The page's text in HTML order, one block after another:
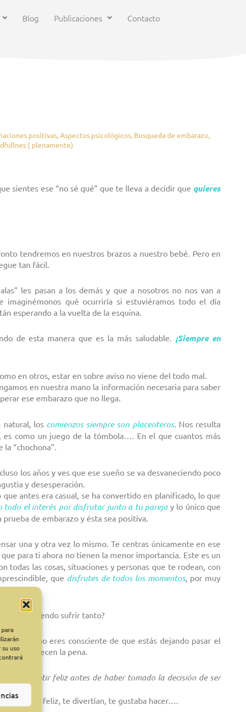
uso
Blog Publicaciones Contacto
positivas,Aspectos psicológicos, Busqueda de embarazo,
( plenamente)
sientes ese “no sé qué” que te lleva a decidir que quieres
tendremos en nuestros brazos a nuestro bebé. Pero en
tan fácil.
les pasan a los demás y que a nosotros no nos van a
qué ocurriría si estuviéramos todo el día
esperando a la vuelta de la esquina.
de esta manera que es la más saludable. ¡Siempre en
en otros, estar en sobre aviso no viene del todo mal.
en nuestra mano la información necesaria para saber
ese embarazo que no llega.
natural, los comienzos siempre son placenteros. Nos resulta
como un juego de la tómbola…. En el que cuantos más
“chochona”.
los años y ves que ese sueño se va desvaneciendo poco
y desesperación.
antes era casual, se ha convertido en planificado, lo que
todo el interés por disfrutar junto a tu parejay lo único que
de embarazo y ésta sea positiva.
una y otra vez lo mismo. Te centras únicamente en ese
que para ti ahora no tienen la menor importancia. Este es un
todas las cosas, situaciones y personas que te rodean, con
que disfrutes de todos los momentos, por muy
está haciendo sufrir tanto?
no eres consciente de que estás dejando pasar el
que merecen la pena.
hacían sentir feliz antes de haber tomado la decisión de ser
te hacían feliz, te divertían, te gustaba hacer….